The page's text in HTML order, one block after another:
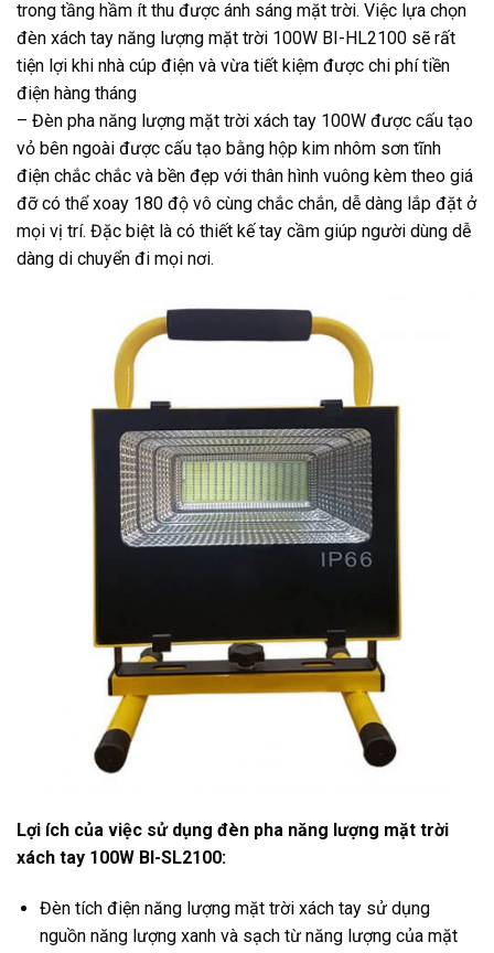
trong tầng hầm ít thu được ánh sáng mặt trời. Việc lựa chọn
đèn xách tay năng lượng mặt trời 100W BI-HL2100 sẽ rất
tiện lợi khi nhà cúp điện và vừa tiết kiệm được chi phí tiền
điện hàng tháng
– Đèn pha năng lượng mặt trời xách tay 100W được cấu tạo
vỏ bên ngoài được cấu tạo bằng hộp kim nhôm sơn tĩnh
điện chắc chắc và bền đẹp với thân hình vuông kèm theo giá
đỡ có thể xoay 180 độ vô cùng chắc chắn, dễ dàng lắp đặt ở
mọi vị trí. Đặc biệt là có thiết kế tay cầm giúp người dùng dễ
dàng di chuyển đi mọi nơi.
Lợi ích của việc sử dụng đèn pha năng lượng mặt trời
xách tay 100W BI-SL2100:
Đèn tích điện năng lượng mặt trời xách tay sử dụng
nguồn năng lượng xanh và sạch từ năng lượng của mặt